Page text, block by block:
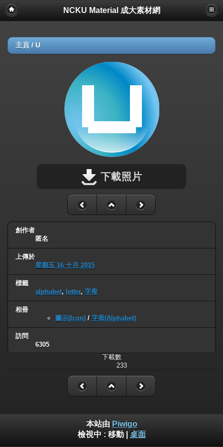
NCKU Material 成大素材網
主頁 / U
下載照片
創作者
匿名
上傳於
星期五 16 十月 2015
標籤
alphabet, letter, 字母
相冊
圖示(Icon) / 字母(Alphabet)
訪問
6305
下載數
233
本站由 Piwigo
檢視中 : 移動| 桌面